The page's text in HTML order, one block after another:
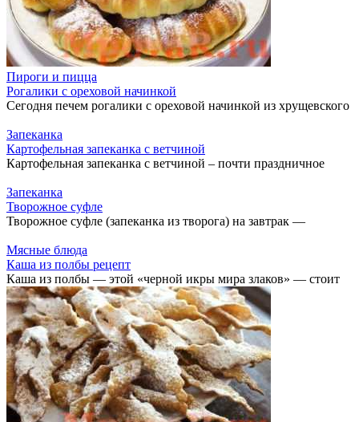
Пироги и пицца
Рогалики с ореховой начинкой
Сегодня печем рогалики с ореховой начинкой из хрущевского
Запеканка
Картофельная запеканка с ветчиной
Картофельная запеканка с ветчиной – почти праздничное
Запеканка
Творожное суфле
Творожное суфле (запеканка из творога) на завтрак —
Мясные блюда
Каша из полбы рецепт
Каша из полбы — этой «черной икры мира злаков» — стоит